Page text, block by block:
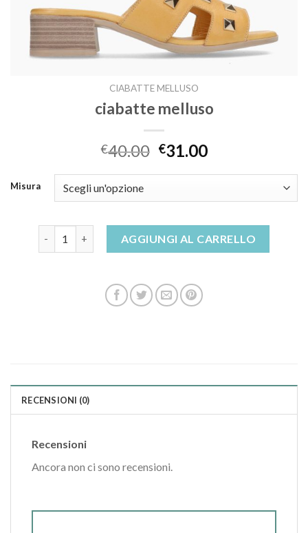
CIABATTE MELLUSO
ciabatte melluso
€40.00 €31.00
Misura
AGGIUNGI AL CARRELLO
RECENSIONI (0)
Recensioni
Ancora non ci sono recensioni.